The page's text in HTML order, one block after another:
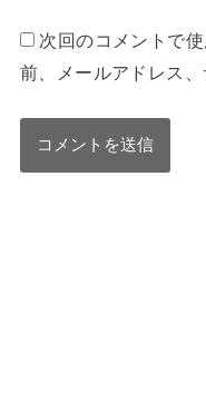
次回のコメントで
前、メールアドレス、